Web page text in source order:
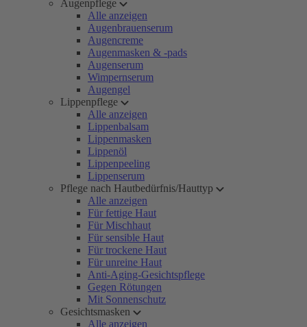
Augenpflege
Alle anzeigen
Augenbrauenserum
Augencreme
Augenmasken & -pads
Augenserum
Wimpernserum
Augengel
Lippenpflege
Alle anzeigen
Lippenbalsam
Lippenmasken
Lippenöl
Lippenpeeling
Lippenserum
Pflege nach Hautbedürfnis/Hauttyp
Alle anzeigen
Für fettige Haut
Für Mischhaut
Für sensible Haut
Für trockene Haut
Für unreine Haut
Anti-Aging-Gesichtspflege
Gegen Rötungen
Mit Sonnenschutz
Gesichtsmasken
Alle anzeigen